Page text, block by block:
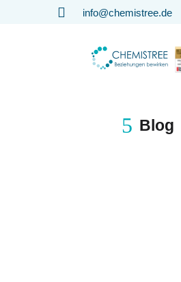
 info@chemistree.de
5 Blog